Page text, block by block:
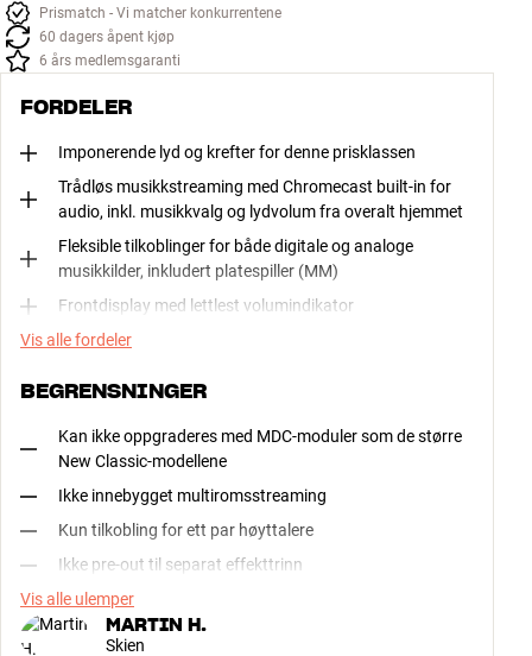
Prismatch - Vi matcher konkurrentene
60 dagers åpent kjøp
6 års medlemsgaranti
FORDELER
Imponerende lyd og krefter for denne prisklassen
Trådløs musikkstreaming med Chromecast built-in for
audio, inkl. musikkvalg og lydvolum fra overalt hjemmet
Fleksible tilkoblinger for både digitale og analoge
musikkilder, inkludert platespiller (MM)
Frontdisplay med lettlest volumindikator
Vis alle fordeler
BEGRENSNINGER
Kan ikke oppgraderes med MDC-moduler som de større
New Classic-modellene
Ikke innebygget multiromsstreaming
Kun tilkobling for ett par høyttalere
Ikke pre-out til separat effekttrinn
Vis alle ulemper
MARTIN H.
Skien